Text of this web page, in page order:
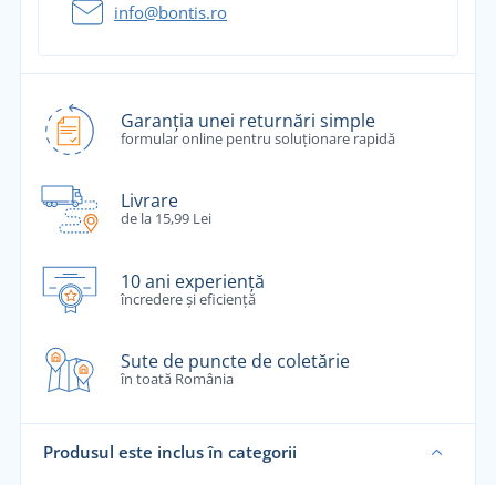
info@bontis.ro
Garanția unei returnări simple
formular online pentru soluționare rapidă
Livrare
de la 15,99 Lei
10 ani experiență
încredere și eficiență
Sute de puncte de coletărie
în toată România
Produsul este inclus în categorii